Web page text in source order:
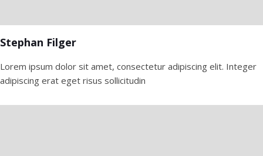
Stephan Filger
Lorem ipsum dolor sit amet, consectetur adipiscing elit. Integer
adipiscing erat eget risus sollicitudin